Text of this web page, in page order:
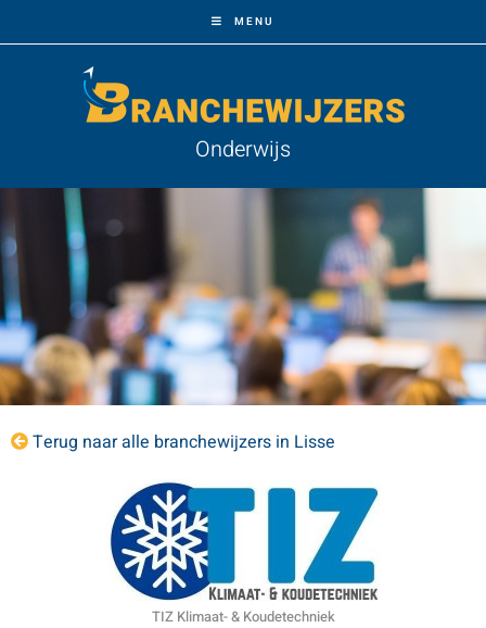
MENU
Onderwijs
Terug naar alle branchewijzers in Lisse
TIZ Klimaat- & Koudetechniek